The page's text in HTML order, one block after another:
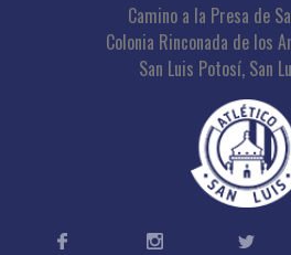
Camino a la Presa de
Colonia Rinconada de los
San Luis Potosí, San